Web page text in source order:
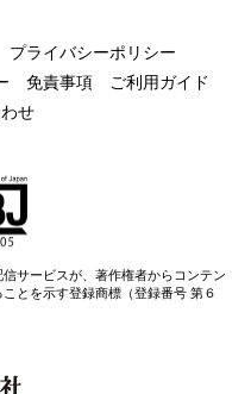
プライバシーポリシー
免責事項
ご利用ガイド
せ
サービスが、著作権者からコンテン
とを示す登録商標（登録番号 第６